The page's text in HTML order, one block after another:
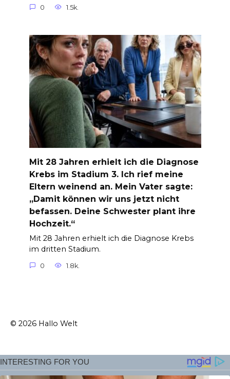
0 1.5k.
Mit 28 Jahren erhielt ich die Diagnose
Krebs im Stadium 3. Ich rief meine
Eltern weinend an. Mein Vater sagte:
„Damit können wir uns jetzt nicht
befassen. Deine Schwester plant ihre
Hochzeit.“
Mit 28 Jahren erhielt ich die Diagnose Krebs
im dritten Stadium.
0 1.8k.
© 2026 Hallo Welt